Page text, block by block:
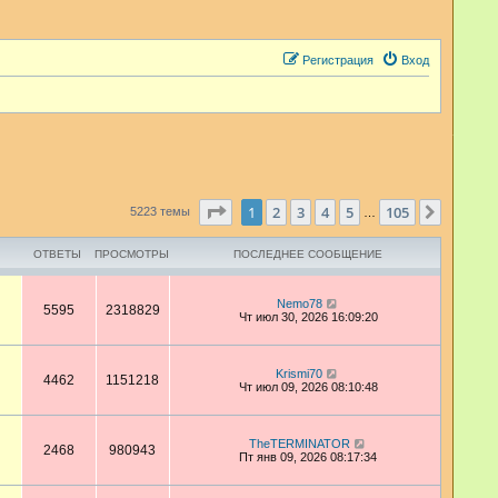
Вход
Регистрация
5223 темы Страница1 из 105
1 2 3 4 5 105
ОТВЕТЫ ПРОСМОТРЫ ПОСЛЕДНЕЕ СООБЩЕНИЕ
5595 2318829
Nemo78
Чт июл 30, 2026 16:09:20
4462 1151218
Krismi70
Чт июл 09, 2026 08:10:48
2468 980943
TheTERMINATOR
Пт янв 09, 2026 08:17:34